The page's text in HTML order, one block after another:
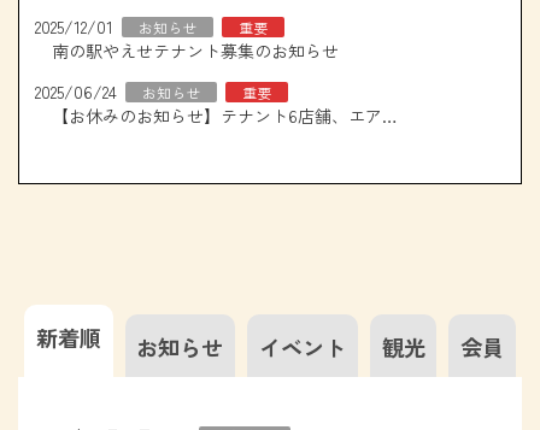
2025/12/01
お知らせ 重要
南の駅やえせテナント募集のお知らせ
2025/06/24
お知らせ 重要
【お休みのお知らせ】テナント6店舗、エアコン取り換え工事について
新着順 お知らせ イベント 観光 会員